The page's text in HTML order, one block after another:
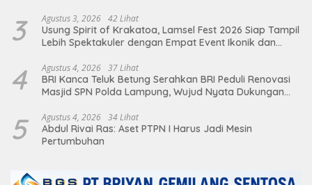
3 Agustus 3, 2026 42 Lihat
Usung Spirit of Krakatoa, Lamsel Fest 2026 Siap Tampil
Lebih Spektakuler dengan Empat Event Ikonik dan
4 Agustus 4, 2026 37 Lihat
BRI Kanca Teluk Betung Serahkan BRI Peduli Renovasi
Masjid SPN Polda Lampung, Wujud Nyata Dukungan
5 Agustus 4, 2026 34 Lihat
Abdul Rivai Ras: Aset PTPN I Harus Jadi Mesin
Pertumbuhan